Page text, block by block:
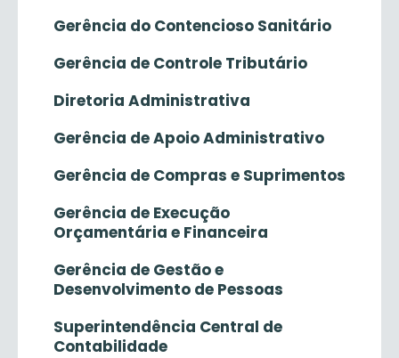
Gerência do Contencioso Sanitário
Gerência de Controle Tributário
Diretoria Administrativa
Gerência de Apoio Administrativo
Gerência de Compras e Suprimentos
Gerência de Execução
Orçamentária e Financeira
Gerência de Gestão e
Desenvolvimento de Pessoas
Superintendência Central de
Contabilidade